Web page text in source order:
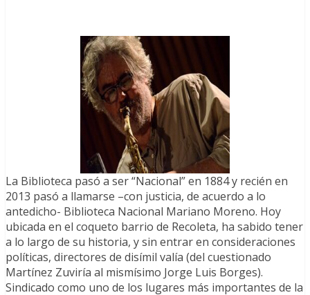
La Biblioteca pasó a ser “Nacional” en 1884 y recién en
2013 pasó a llamarse –con justicia, de acuerdo a lo
antedicho- Biblioteca Nacional Mariano Moreno. Hoy
ubicada en el coqueto barrio de Recoleta, ha sabido tener
a lo largo de su historia, y sin entrar en consideraciones
políticas, directores de disímil valía (del cuestionado
Martínez Zuviría al mismísimo Jorge Luis Borges).
Sindicado como uno de los lugares más importantes de la